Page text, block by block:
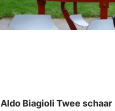
Aldo Biagioli Twee schaar